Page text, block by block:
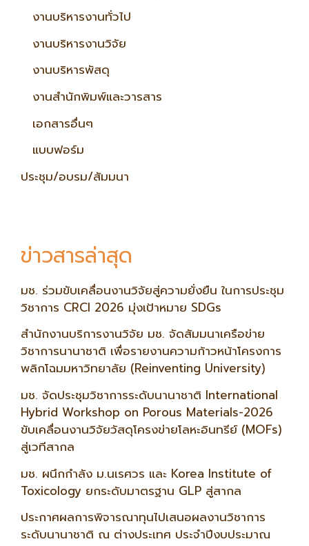
งานบริหารงานทั่วไป
งานบริหารงานวิจัย
งานบริหารพัสดุ
งานสำนักพิมพ์และวารสาร
เอกสารอื่นๆ
แบบฟอร์ม
ประชุม/อบรม/สัมมนา
ข่าวสารล่าสุด
มช. ร่วมขับเคลื่อนงานวิจัยสู่ความยั่งยืน ในการประชุม
วิชาการ CRCI 2026 มุ่งเป้าหมาย SDGs
สำนักงานบริการงานวิจัย มช. จัดสัมมนาเครือข่าย
วิชาการนานาชาติ เพื่อรายงานความก้าวหน้าโครงการ
พลิกโฉมมหาวิทยาลัย (Reinventing University)
มช. จัดประชุมวิชาการระดับนานาชาติ International
Hybrid Workshop on Porous Materials-2026
ขับเคลื่อนงานวิจัยวัสดุโครงข่ายโลหะอินทรีย์ (MOFs)
สู่เวทีสากล
มช. ผนึกกำลัง ม.นเรศวร และ Korea Institute of
Toxicology ยกระดับมาตรฐาน GLP สู่สากล
ประกาศผลการพิจารณาทุนไปเสนอผลงานวิชาการ
ระดับนานาชาติ ณ ต่างประเทศ ประจำปีงบประมาณ